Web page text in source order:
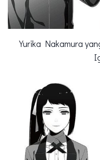
Yurika Nakamura